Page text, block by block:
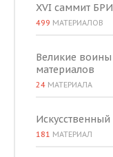
XVI саммит
499 МАТЕРИАЛОВ
Великие воины
материалов
24 МАТЕРИАЛА
Искусственный
181 МАТЕРИАЛ